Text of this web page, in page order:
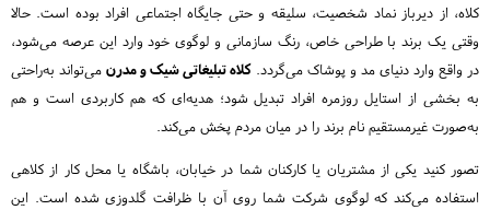
کلاه، از دیرباز نماد شخصیت، سلیقه و حتی جایگاه اجتماعی افراد بوده است. حالا
وقتی یک برند با طراحی خاص، رنگ سازمانی و لوگوی خود وارد این عرصه می‌شود،
در واقع وارد دنیای مد و پوشاک می‌گردد.کلاه تبلیغاتی شیک و مدرنمی‌تواند به‌راحتی
به بخشی از استایل روزمره افراد تبدیل شود؛ هدیه‌ای که هم کاربردی است و هم
به‌صورت غیرمستقیم نام برند را در میان مردم پخش می‌کند.
تصور کنید یکی از مشتریان یا کارکنان شما در خیابان، باشگاه یا محل کار از کلاهی
استفاده می‌کند که لوگوی شرکت شما روی آن با ظرافت گلدوزی شده است. این